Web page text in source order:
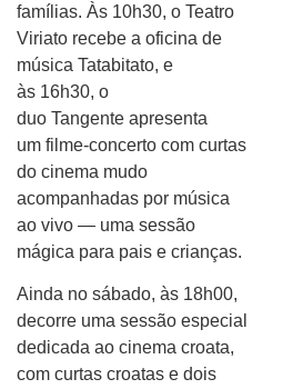
famílias. Às 10h30, o Teatro
Viriato recebe a oficina de
música Tatabitato, e
às 16h30, o
duo Tangente apresenta
um filme-concerto com curtas
do cinema mudo
acompanhadas por música
ao vivo — uma sessão
mágica para pais e crianças.
Ainda no sábado, às 18h00,
decorre uma sessão especial
dedicada ao cinema croata,
com curtas croatas e dois